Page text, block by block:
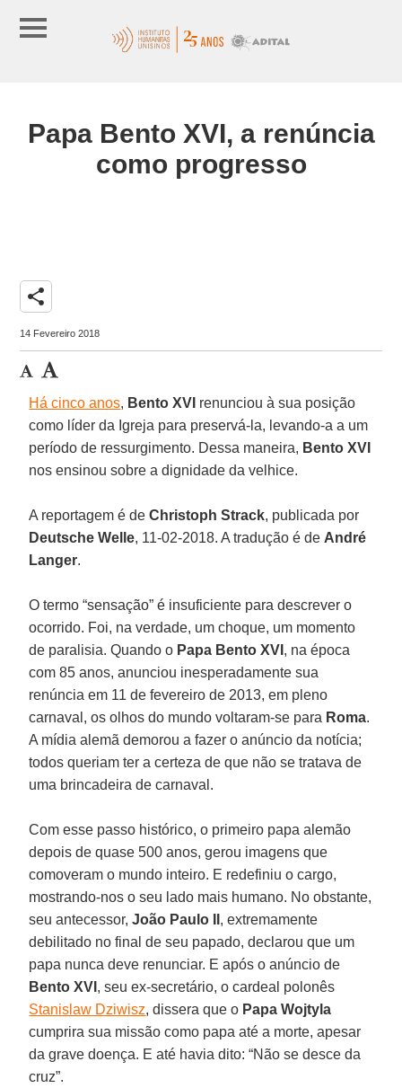
Papa Bento XVI, a renúncia
como progresso
share
14 Fevereiro 2018
Há cinco anos, Bento XVI renunciou à sua posição
como líder da Igreja para preservá-la, levando-a a um
período de ressurgimento. Dessa maneira, Bento XVI
nos ensinou sobre a dignidade da velhice.
A reportagem é deChristoph Strack, publicada por
Deutsche Welle, 11-02-2018. A tradução é de André
Langer.
O termo “sensação” é insuficiente para descrever o
ocorrido. Foi, na verdade, um choque, um momento
de paralisia. Quando o Papa Bento XVI , na época
com 85 anos, anunciou inesperadamente sua
renúncia em 11 de fevereiro de 2013, em pleno
carnaval, os olhos do mundo voltaram-se para Roma.
A mídia alemã demorou a fazer o anúncio da notícia;
todos queriam ter a certeza de que não se tratava de
uma brincadeira de carnaval.
Com esse passo histórico, o primeiro papa alemão
depois de quase 500 anos, gerou imagens que
comoveram o mundo inteiro. E redefiniu o cargo,
mostrando-nos o seu lado mais humano. No obstante,
seu antecessor,João Paulo II , extremamente
debilitado no final de seu papado, declarou que um
papa nunca deve renunciar. E após o anúncio de
Bento XVI , seu ex-secretário, o cardeal polonês
Stanislaw Dziwisz, dissera que o Papa Wojtyla
cumprira sua missão como papa até a morte, apesar
da grave doença. E até havia dito: “Não se desce da
cruz”.